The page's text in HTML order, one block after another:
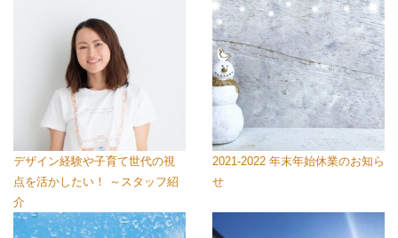
デザイン経験や子育て世代の視
点を活かしたい！ ～スタッフ紹
介
2021-2022 年末年始休業のお知ら
せ